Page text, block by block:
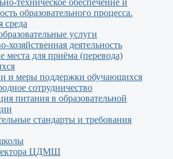
техническое обеспечение и
образовательного процесса.
среда
услуги
хозяйственная деятельность
места для приёма (перевода)
и меры поддержки обучающихся
сотрудничество
питания в образовательной
стандарты и требования
ЦДМШ